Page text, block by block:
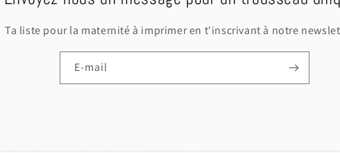
Ta liste pour la maternité à imprimer en t'inscrivant à notre
E-mail